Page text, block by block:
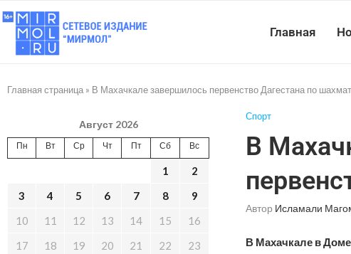
Главная
Главная страница » В Махачкале завершилось первенство Дагестана по
Спорт
В
Автор Исламали
В Махачкале в
Август 2026
Пн Вт Ср Чт Пт Сб Вс
1
2
3
4 5 6 7 8
9
10
11 12 13 14 15
16
17
18 19 20 21 22
23